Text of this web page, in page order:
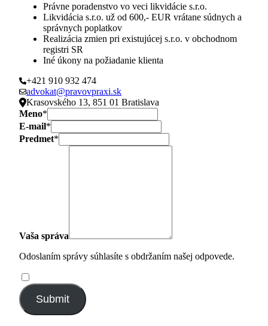
Právne poradenstvo vo veci likvidácie s.r.o.
Likvidácia s.r.o. už od 600,- EUR vrátane súdnych a
správnych poplatkov
Realizácia zmien pri existujúcej s.r.o. v obchodnom
registri SR
Iné úkony na požiadanie klienta
+421 910 932 474
advokat@pravovpraxi.sk
Krasovského 13, 851 01 Bratislava
Meno*
E-mail*
Predmet*
Vaša správa
Odoslaním správy súhlasíte s obdržaním našej odpovede.
Submit